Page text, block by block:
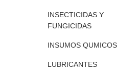
INSECTICIDAS Y
FUNGICIDAS
INSUMOS QUMICOS
LUBRICANTES